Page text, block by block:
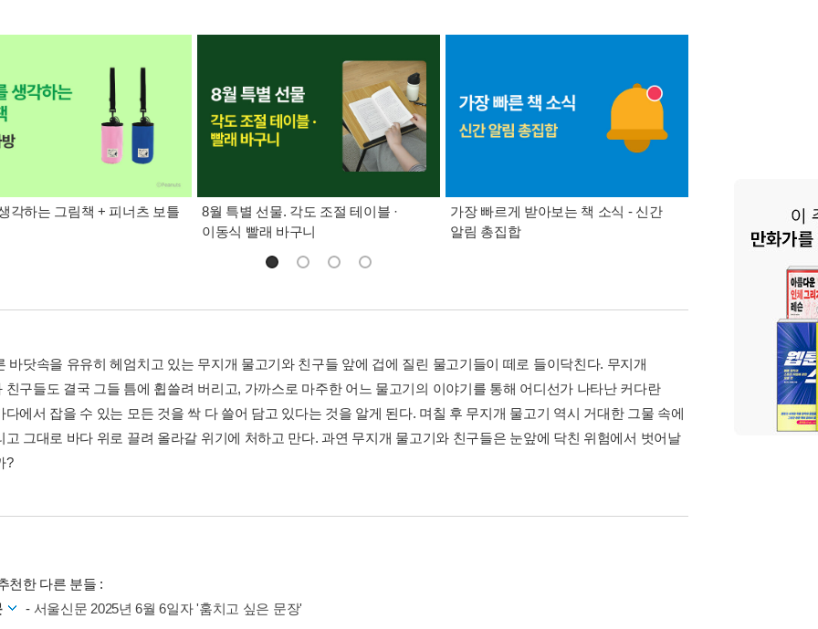
각하는 그림책 + 피너츠 보틀
8월 특별 선물. 각도 조절 테이블 ·
이동식 빨래 바구니
가장 빠르게 받아보는 책 소식 - 신간
알림 총집합
경기컬처패스 1만
바닷속을 유유히 헤엄치고 있는 무지개 물고기와 친구들 앞에 겁에 질린 물고기들이 떼로 들이닥친다. 무지개
친구들도 결국 그들 틈에 휩쓸려 버리고, 가까스로 마주한 어느 물고기의 이야기를 통해 어디선가 나타난 커다란
다에서 잡을 수 있는 모든 것을 싹 다 쓸어 담고 있다는 것을 알게 된다. 며칠 후 무지개 물고기 역시 거대한 그물 속에
고 그대로 바다 위로 끌려 올라갈 위기에 처하고 만다. 과연 무지개 물고기와 친구들은 눈앞에 닥친 위험에서 벗어날
?
천한 다른 분들 :
- 서울신문 2025년 6월 6일자 '훔치고 싶은 문장'